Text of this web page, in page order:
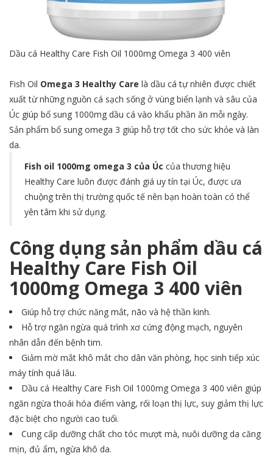
Dầu cá Healthy Care Fish Oil 1000mg Omega 3 400 viên
Fish Oil Omega 3 Healthy Care là dầu cá tự nhiên được chiết
xuất từ những nguồn cá sạch sống ở vùng biển lạnh và sâu của
Úc giúp bổ sung 1000mg dầu cá vào khẩu phần ăn mỗi ngày.
Sản phẩm bổ sung omega 3 giúp hỗ trợ tốt cho sức khỏe và làn
da.
Fish oil 1000mg omega 3 của Úc của thương hiệu
Healthy Care luôn được đánh giá uy tín tại Úc, được ưa
chuộng trên thị trường quốc tế nên bạn hoàn toàn có thể
yên tâm khi sử dụng.
Công dụng sản phẩm dầu cá
Healthy Care Fish Oil
1000mg Omega 3 400 viên
Giúp​​​​​​​ hỗ trợ chức năng mắt, não và hệ thần kinh.
Hỗ trợ ngăn ngừa quá trình xơ cứng động mạch, nguyên
nhân dẫn đến bệnh tim.
Giảm mờ mắt khô mắt cho dân văn phòng, học sinh tiếp xúc
máy tính quá lâu.
Dầu cá Healthy Care Fish Oil 1000mg Omega 3 400 viên giúp
ngăn ngừa thoái hóa điểm vàng, rối loạn thị lực, suy giảm thị lực
đặc biệt cho người cao tuổi.
Cung cấp dưỡng chất cho tóc mượt mà, nuôi dưỡng da căng
mịn, đủ ẩm, ngừa khô da.